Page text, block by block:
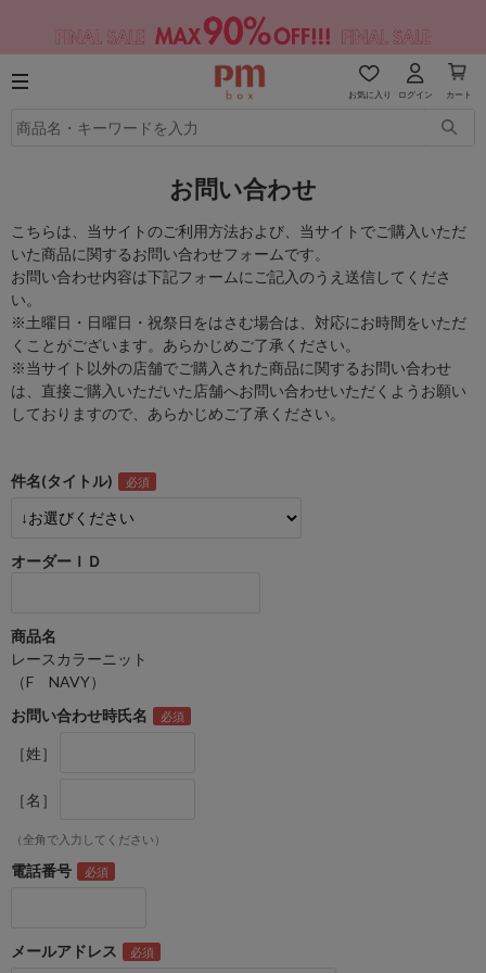
お気に入り ログイン カート
お問い合わせ
こちらは、当サイトのご利用方法および、当サイトでご購入いただ
いた商品に関するお問い合わせフォームです。
お問い合わせ内容は下記フォームにご記入のうえ送信してくださ
い。
※土曜日・日曜日・祝祭日をはさむ場合は、対応にお時間をいただ
くことがございます。あらかじめご了承ください。
※当サイト以外の店舗でご購入された商品に関するお問い合わせ
は、直接ご購入いただいた店舗へお問い合わせいただくようお願い
しておりますので、あらかじめご了承ください。
件名(タイトル)
オーダーＩＤ
商品名
レースカラーニット
（F NAVY）
お問い合わせ時氏名
［姓］
［名］
（全角で入力してください）
電話番号
メールアドレス